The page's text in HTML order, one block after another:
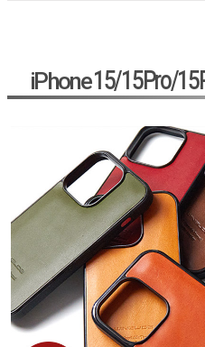
iPhone15/15Pro/